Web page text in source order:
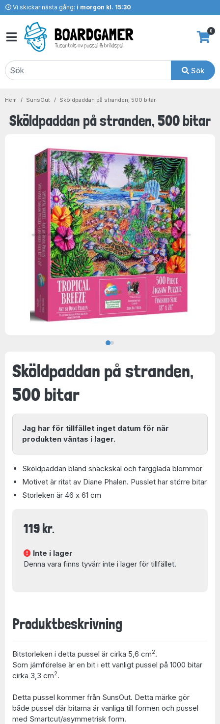
Vi skickar nästa gång: i morgon kl. 15:30
Sök
0
Hem SunsOut Sköldpaddan på stranden, 500 bitar
Sköldpaddan på stranden, 500 bitar
Sköldpaddan på stranden,
500 bitar
Jag har för tillfället inget datum för när
produkten väntas i lager.
Sköldpaddan bland snäckskal och färgglada blommor
Motivet är ritat av Diane Phalen. Pusslet har större bitar
Storleken är 46 x 61 cm
119 kr.
Inte i lager
Denna vara finns tyvärr inte i lager för tillfället.
Produktbeskrivning
Bitstorleken i detta pussel är cirka 5,6 cm2.
Som jämförelse är en bit i ett vanligt pussel på 1000 bitar
cirka 3,3 cm2.
Detta pussel kommer från SunsOut. Detta märke gör
både pussel där bitarna är vanliga till formen och pussel
med Smartcut/asymmetrisk form.